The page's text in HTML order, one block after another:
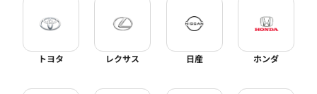
トヨタ レクサス 日産 ホンダ